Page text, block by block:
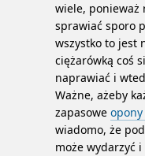
wiele, ponieważ
sprawiać sporo
wszystko to jest
ciężarówką coś
naprawiać i
Ważne, ażeby
zapasowe opony
wiadomo, że
może wydarzyć